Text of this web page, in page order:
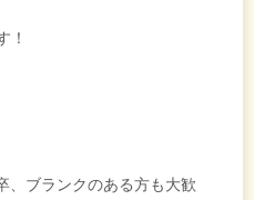
！
ブランクのある方も大歓